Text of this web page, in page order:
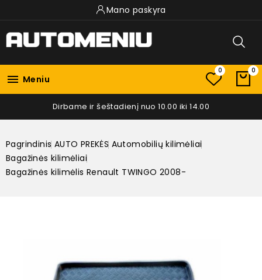
Mano paskyra
 Meniu
0 0
Dirbame ir šeštadienį nuo 10.00 iki 14.00
Pagrindinis AUTO PREKĖS Automobilių kilimėliai
Bagažinės kilimėliai
Bagažinės kilimėlis Renault TWINGO 2008-